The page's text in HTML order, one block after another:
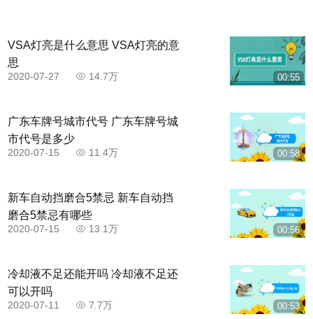
步骤四，车身与库区边线即将平行时，方向盘向
区左前方横线时停车。
00:55
VSA灯亮是什么意思 VSA灯亮的意
思
2020-07-27 14.7万
00:58
广东车牌号城市代号 广东车牌号城
市代号是多少
2020-07-15 11.4万
00:56
新车自动挡磨合5禁忌 新车自动挡
磨合5禁忌有哪些
2020-07-15 13.1万
00:53
冷却液不足还能开吗 冷却液不足还
可以开吗
2020-07-11 7.7万